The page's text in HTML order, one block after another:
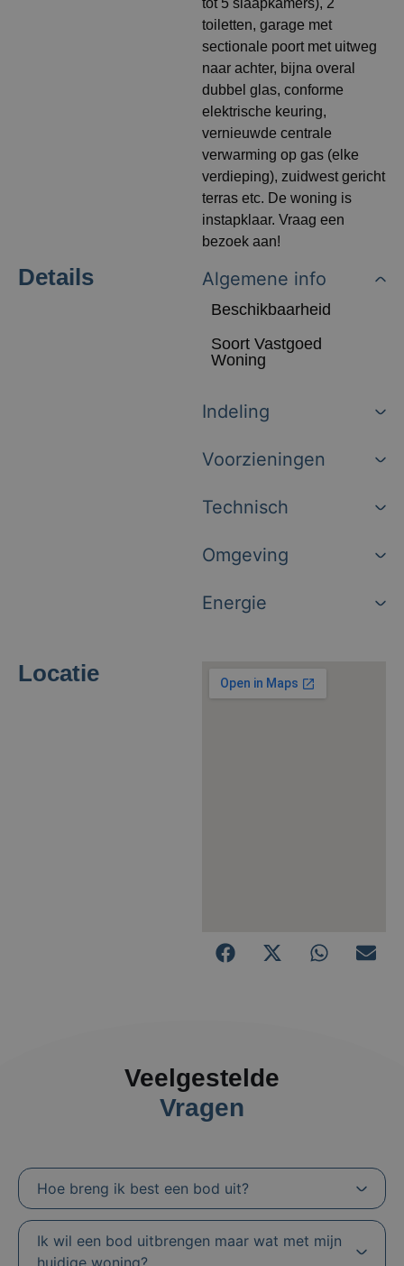
toiletten, garage met
sectionale poort met uitweg
naar achter, bijna overal
dubbel glas, conforme
elektrische keuring,
vernieuwde centrale
verwarming op gas (elke
verdieping), zuidwest gericht
terras etc. De woning is
instapklaar. Vraag een
bezoek aan!
Details Algemene info
Beschikbaarheid
Soort Vastgoed
Woning
Indeling
Voorzieningen
Technisch
Omgeving
Energie
Locatie
Veelgestelde
Vragen
Hoe breng ik best een bod uit?
Ik wil een bod uitbrengen maar wat met mijn